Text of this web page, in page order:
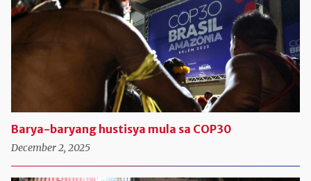
Barya-baryang hustisya mula sa COP30
December 2, 2025